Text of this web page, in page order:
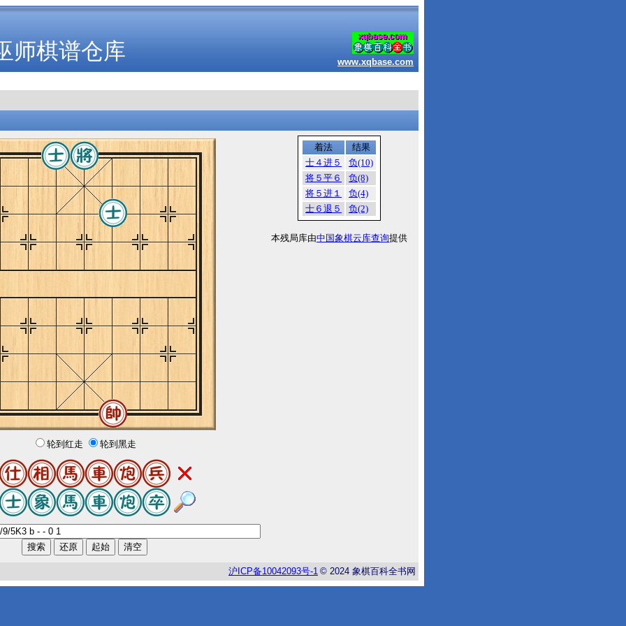
师棋谱仓库 www.xqbase.com
轮到红走 轮到黑走
着法
结果
士４进５
负(10)
将５平６
负(8)
将５进１
负(4)
士６退５
负(2)
本残局库由中国象棋云库查询提供
沪 ICP备10042093号-1 © 2024 象棋百科全书网